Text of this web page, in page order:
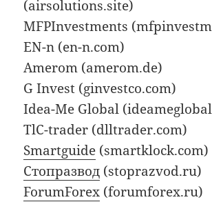
(airsolutions.site)
MFPInvestments
EN-n (en-n.com)
Amerom (amerom.de)
G Invest (ginvestco.com)
Idea-Me Global
TlC-trader (dlltrader.com)
Smartguide (smartklock.com)
Стопразвод (stoprazvod.ru)
ForumForex (forumforex.ru)